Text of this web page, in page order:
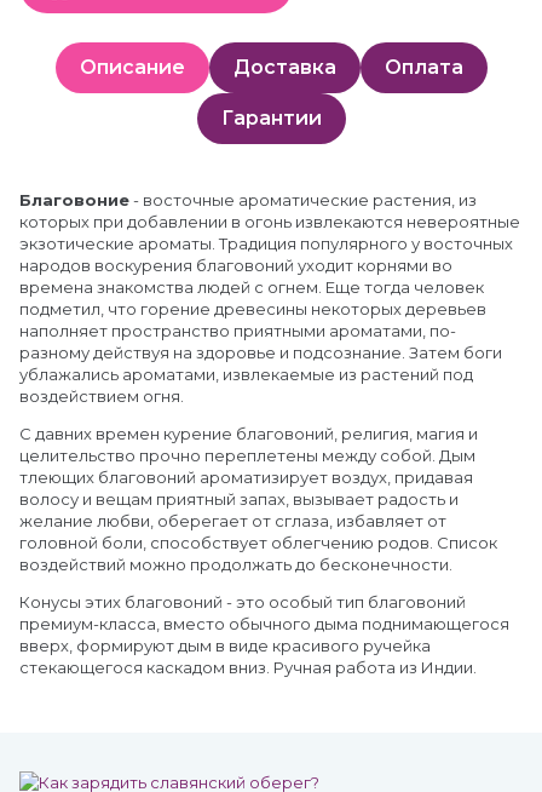
Описание Доставка Оплата
Гарантии
Благовоние- восточные ароматические растения, из
которых при добавлении в огонь извлекаются невероятные
экзотические ароматы. Традиция популярного у восточных
народов воскурения благовоний уходит корнями во
времена знакомства людей с огнем. Еще тогда человек
подметил, что горение древесины некоторых деревьев
наполняет пространство приятными ароматами, по-
разному действуя на здоровье и подсознание. Затем боги
ублажались ароматами, извлекаемые из растений под
воздействием огня.
С давних времен курение благовоний, религия, магия и
целительство прочно переплетены между собой. Дым
тлеющих благовоний ароматизирует воздух, придавая
волосу и вещам приятный запах, вызывает радость и
желание любви, оберегает от сглаза, избавляет от
головной боли, способствует облегчению родов. Список
воздействий можно продолжать до бесконечности.
Конусы этих благовоний - это особый тип благовоний
премиум-класса, вместо обычного дыма поднимающегося
вверх, формируют дым в виде красивого ручейка
стекающегося каскадом вниз. Ручная работа из Индии.